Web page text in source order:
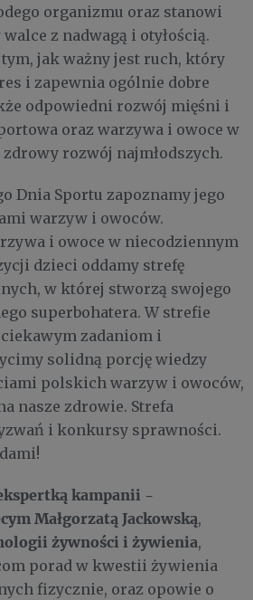
organizmu oraz stanowi
z nadwagą i otyłością.
jak ważny jest ruch, który
i zapewnia ogólnie dobre
odpowiedni rozwój mięśni i
oraz warzywa i owoce w
rozwój najmłodszych.
Dnia Sportu zapoznamy jego
warzyw i owoców.
i owoce w niecodziennym
dzieci oddamy strefę
w której stworzą swojego
superbohatera. W strefie
zadaniom i
solidną porcję wiedzy
polskich warzyw i owoców,
nasze zdrowie. Strefa
i konkursy sprawności.
kampanii -
Małgorzatą Jackowską,
żywności i żywienia,
porad w kwestii żywienia
fizycznie, oraz opowie o